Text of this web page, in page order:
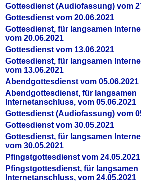
Gottesdienst (Audiofassung) vom
Gottesdienst vom 20.06.2021
Gottesdienst, für langsamen
vom 20.06.2021
Gottesdienst vom 13.06.2021
Gottesdienst, für langsamen
vom 13.06.2021
Abendgottesdienst vom 05.06.2021
Abendgottesdienst, für langsamen
Internetanschluss, vom 05.06.2021
Gottesdienst (Audiofassung) vom
Gottesdienst vom 30.05.2021
Gottesdienst, für langsamen
vom 30.05.2021
Pfingstgottesdienst vom 24.05.2021
Pfingstgottesdienst, für langsamen
Internetanschluss, vom 24.05.2021